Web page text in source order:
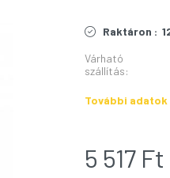
Raktáron :
Várható
szállítás:
További adatok
5 517 Ft